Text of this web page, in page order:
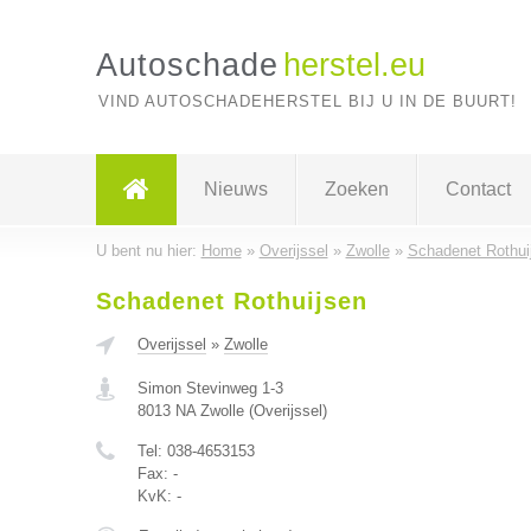
Autoschade herstel.eu
VIND AUTOSCHADEHERSTEL BIJ U IN DE BUURT!
Nieuws Zoeken Contact
U bent nu hier: Home» Overijssel » Zwolle» Schadenet
Schadenet Rothuijsen
Overijssel » Zwolle
Simon Stevinweg 1-3
8013 NA Zwolle(Overijssel )
Tel: 038-4653153
Fax: -
KvK: -